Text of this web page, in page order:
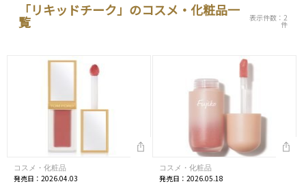
「リキッドチーク」のコスメ・化粧品一
覧 表示件数：2
件
コスメ・化粧品
発売日：2026.04.03
コスメ・化粧品
発売日：2026.05.18